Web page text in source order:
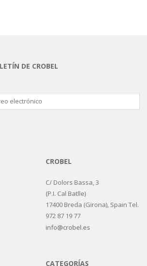
DE CROBEL
CROBEL
C/ Dolors Bassa, 3
(P.I. Cal Batlle)
17400 Breda (Girona), Spain Tel.
972 87 19 77
info@crobel.es
CATEGORÍAS